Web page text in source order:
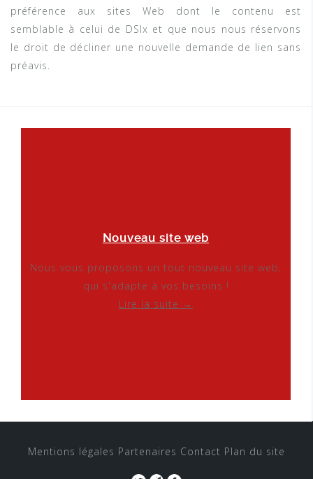
préférence aux sites Web dont le contenu est
semblable à celui de DSIx et que nous nous réservons
le droit de décliner une nouvelle demande de lien sans
préavis.
Nouveau site web
Nous vous proposons un tout nouveau site web,
qui s'adapte à vos besoins !
Lire la suite →
Mentions légales Partenaires Contact Plan du site